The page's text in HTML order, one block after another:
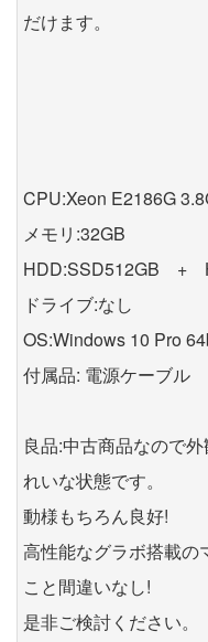
だけます。
CPU:Xeon E2186G
メモリ:32GB
HDD:SSD512GB +
ドライブ:なし
OS:Windows 10 Pro
付属品: 電源ケーブル
良品:中古商品なので
れいな状態です。
動様もちろん良好!
高性能なグラボ搭載の
こと間違いなし!
是非ご検討ください。